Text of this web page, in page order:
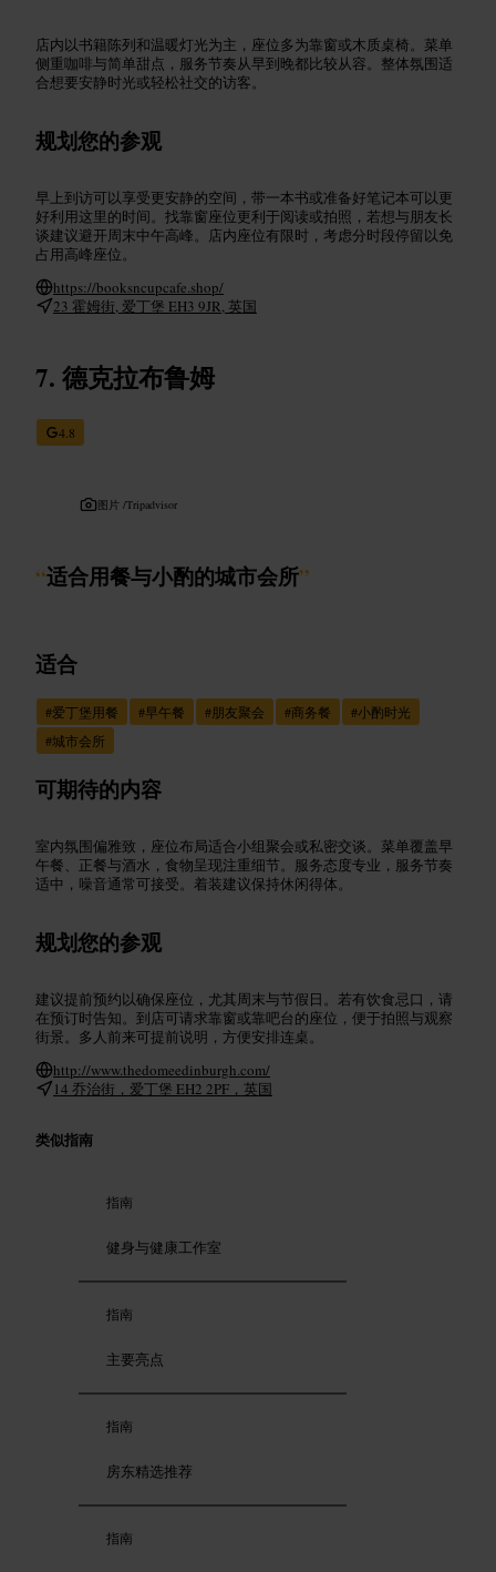
店内以书籍陈列和温暖灯光为主，座位多为靠窗或木质桌椅。菜单
侧重咖啡与简单甜点，服务节奏从早到晚都比较从容。整体氛围适
合想要安静时光或轻松社交的访客。
规划您的参观
早上到访可以享受更安静的空间，带一本书或准备好笔记本可以更
好利用这里的时间。找靠窗座位更利于阅读或拍照，若想与朋友长
谈建议避开周末中午高峰。店内座位有限时，考虑分时段停留以免
占用高峰座位。
https://booksncupcafe.shop/
23 霍姆街, 爱丁堡 EH3 9JR, 英国
德克拉布鲁姆
4.8
图片 /Tripadvisor
“适合用餐与小酌的城市会所”
适合
#爱丁堡用餐 #早午餐 #朋友聚会 #商务餐 #小酌时光
#城市会所
可期待的内容
室内氛围偏雅致，座位布局适合小组聚会或私密交谈。菜单覆盖早
午餐、正餐与酒水，食物呈现注重细节。服务态度专业，服务节奏
适中，噪音通常可接受。着装建议保持休闲得体。
规划您的参观
建议提前预约以确保座位，尤其周末与节假日。若有饮食忌口，请
在预订时告知。到店可请求靠窗或靠吧台的座位，便于拍照与观察
街景。多人前来可提前说明，方便安排连桌。
http://www.thedomeedinburgh.com/
14 乔治街，爱丁堡 EH2 2PF，英国
类似指南
指南
健身与健康工作室
指南
主要亮点
指南
房东精选推荐
指南